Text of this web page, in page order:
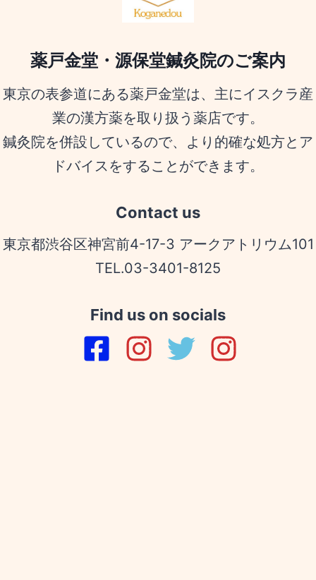
薬戸金堂・源保堂鍼灸院のご案内
東京の表参道にある薬戸金堂は、主にイスクラ産
業の漢方薬を取り扱う薬店です。
鍼灸院を併設しているので、より的確な処方とア
ドバイスをすることができます。
Contact us
東京都渋谷区神宮前4-17-3 アークアトリウム101
TEL.03-3401-8125
Find us on socials